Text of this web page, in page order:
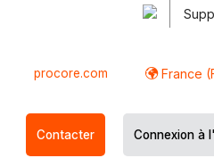
procore.com France
Contacter Connexion à